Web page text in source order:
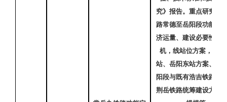
究》报告。重点研究常
路常德至岳阳段功能定
济运量、建设必要性及
机，线站位方案，引入
站、岳阳东站方案、华
阳段与既有浩吉铁路及
荆岳铁路统筹建设方案